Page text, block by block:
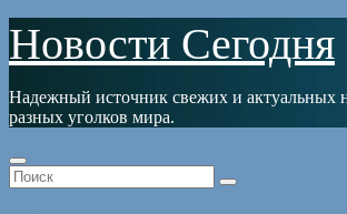
Перейти
содержимому
Новости Сегодня
Надежный источник свежих и актуальных
разных уголков мира.